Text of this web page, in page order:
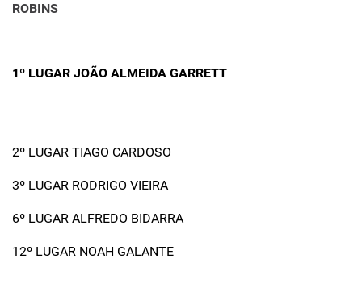
ROBINS
1º LUGAR JOÃO ALMEIDA GARRETT
2º LUGAR TIAGO CARDOSO
3º LUGAR RODRIGO VIEIRA
6º LUGAR ALFREDO BIDARRA
12º LUGAR NOAH GALANTE